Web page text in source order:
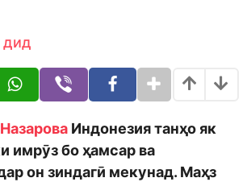
дид
Индонезия танҳо як
имрӯз бо ҳамсар ва
он зиндагӣ мекунад. Маҳз